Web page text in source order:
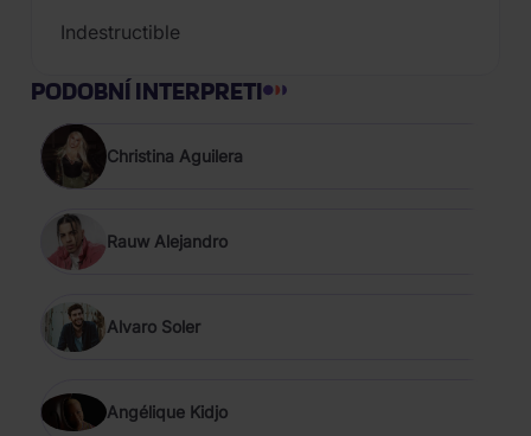
Indestructible
PODOBNÍ INTERPRETI
Christina Aguilera
Rauw Alejandro
Alvaro Soler
Angélique Kidjo